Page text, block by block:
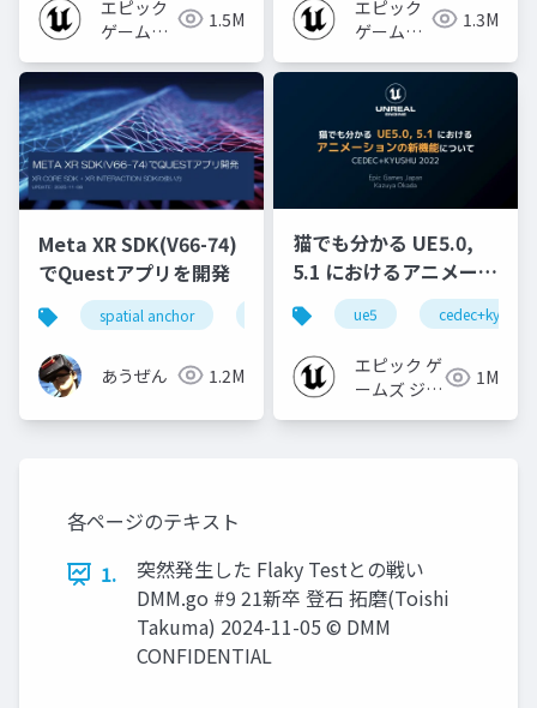
エピック
ゲームズ
1.5M
エピック
ゲームズ
1.3M
Meta XR SDK(V66-74)
でQuestアプリを開発
spatial anchor quest pro
あうぜん 1.2M
猫でも分かる UE5.0,
5.1 におけるアニメーシ
ョンの新機能について
【CEDEC+KYUSHU
2022】
ue5 cedec+kyushu
エピック ゲ
ームズ ジャ
1M
各ページのテキスト
1.
突然発生した Flaky Testとの戦い
DMM.go #9 21新卒 登石 拓磨(Toishi
Takuma) 2024-11-05 © DMM
CONFIDENTIAL